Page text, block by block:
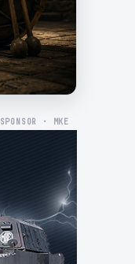
SPONSOR · MKE